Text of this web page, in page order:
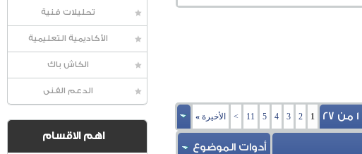
تحليلات فنية
الأكاديمية التعليمية
الكاش باك
الدعم الفنى
اهم الاقسام
1
2
3
4
5
11
> الأخيرة »
أدوات الموضوع